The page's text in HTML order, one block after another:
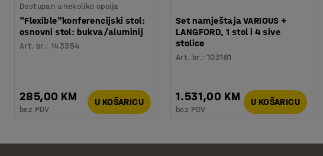
Dostupan u nekoliko opcija
"Flexible"konferencijski stol:
osnovni stol: bukva/aluminij
Art. br.:143354
285,00 KM
bez PDV
U KOŠARICU
Set namještaja VARIOUS +
LANGFORD, 1 stol i 4 sive
stolice
Art. br.:103181
1.531,00 KM
bez PDV
U KOŠARICU